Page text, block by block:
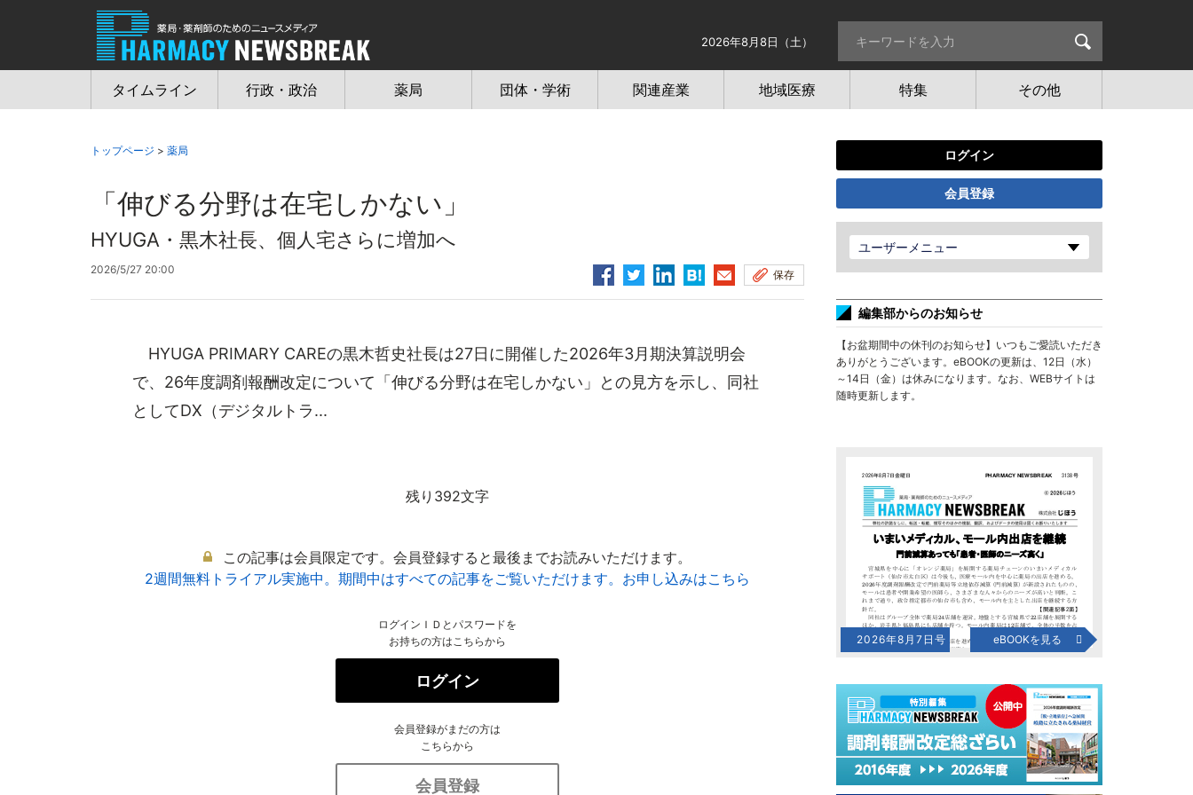
2026年8月8日（土）
タイムライン 行政・政治 薬局 団体・学術 関連産業 地域医療 特集 その他
トップページ > 薬局
「伸びる分野は在宅しかない」
HYUGA・黒木社長、個人宅さらに増加へ
2026/5/27 20:00 保存
HYUGA PRIMARY CAREの黒木哲史社長は27日に開催した2026年3月期決算説明会
で、26年度調剤報酬改定について「伸びる分野は在宅しかない」との見方を示し、同社
としてDX（デジタルトラ...
残り392文字
この記事は会員限定です。会員登録すると最後までお読みいただけます。
2週間無料トライアル実施中。期間中はすべての記事をご覧いただけます。お申し込みはこちら
ログインＩＤとパスワードを
お持ちの方はこちらから
ログイン
会員登録がまだの方は
こちらから
会員登録
ログイン
会員登録
ユーザーメニュー
編集部からのお知らせ
【お盆期間中の休刊のお知らせ】いつもご愛読いただき
ありがとうございます。eBOOKの更新は、12日（水）
～14日（金）は休みになります。なお、WEBサイトは
随時更新します。
2026年8月7日号 eBOOKを見る